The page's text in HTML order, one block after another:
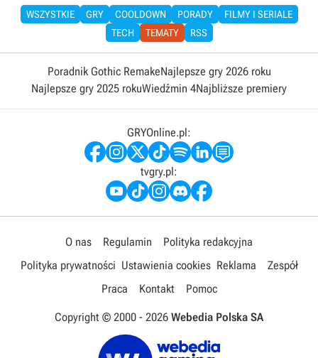
WSZYSTKIE GRY COOLDOWN PORADY
FILMY I SERIALE
TECH
TEMATY RSS
Poradnik Gothic RemakeNajlepsze gry 2026 roku
Najlepsze gry 2025 rokuWiedźmin 4Najbliższe premiery
GRYOnline.pl:
tvgry.pl:
O nas Regulamin
Polityka redakcyjna
Polityka prywatności Ustawienia cookies Reklama
Zespół
Praca
Kontakt Pomoc
Copyright © 2000 - 2026 Webedia Polska SA